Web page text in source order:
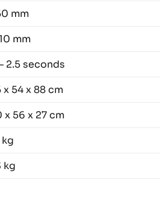
mm
mm
2.5 seconds
x 54 x 88 cm
x 56 x 27 cm
kg
kg